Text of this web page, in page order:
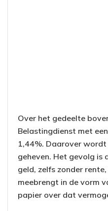
Over het gedeelte
Belastingdienst met
1,44%. Daarover
geheven. Het gevolg is
geld, zelfs zonder
meebrengt in de vorm
papier over dat